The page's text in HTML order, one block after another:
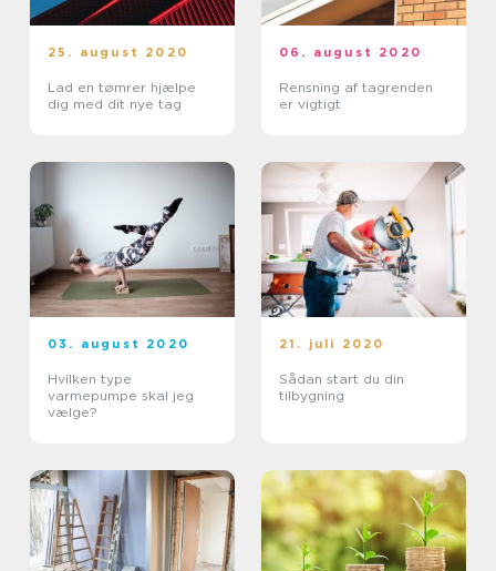
25. august 2020
Lad en tømrer hjælpe
dig med dit nye tag
06. august 2020
Rensning af tagrenden
er vigtigt
03. august 2020
Hvilken type
varmepumpe skal jeg
vælge?
21. juli 2020
Sådan start du din
tilbygning